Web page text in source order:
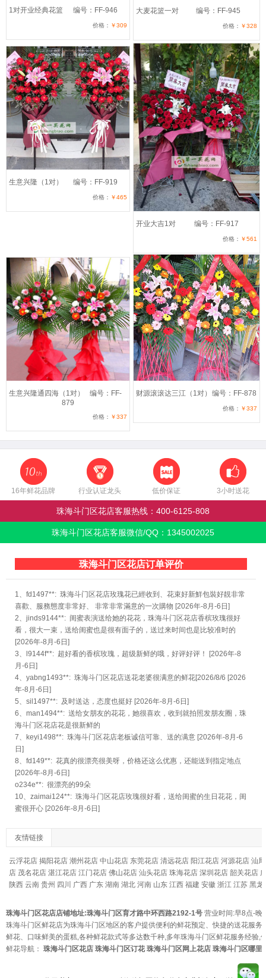
1对开业经典花篮 编号：FF-946
价格： ￥309
大麦花篮一对 编号：FF-945
价格： ￥328
生意兴隆（1对） 编号：FF-919
价格： ￥465
开业大吉1对 编号：FF-917
价格： ￥561
生意兴隆通四海（1对）
编号：FF-
879
价格： ￥337
财源滚滚达三江（1对） 编号：FF-878
价格： ￥337
16年鲜花品牌 行业认证龙头 低价保证 3小时送花
珠海斗门区花店客服热线： 400-6125-808
珠海斗门区花店客服微信/QQ： 1345002025
珠海斗门区花店订单评价
1、fd1497**: 珠海斗门区花店玫瑰花已經收到、花束好新鮮包裝好靚非常
喜歡、服務態度非常好、 非常非常滿意的一次購物 [2026年-8月-6日]
2、jinds9144**: 闺蜜表演送给她的花花，珠海斗门区花店香槟玫瑰很好
看，很大一束，送给闺蜜也是很有面子的，送过来时间也是比较准时的
[2026年-8月-6日]
3、l9144f**: 超好看的香槟玫瑰，超级新鲜的哦，好评好评！ [2026年-8
月-6日]
4、yabng1493**: 珠海斗门区花店送花老婆很满意的鲜花[2026/8/6 [2026
年-8月-6日]
5、sil1497**: 及时送达，态度也挺好 [2026年-8月-6日]
6、man1494**: 送给女朋友的花花，她很喜欢，收到就拍照发朋友圈，珠
海斗门区花店花是很新鲜的
7、keyi1498**: 珠海斗门区花店老板诚信可靠、送的满意 [2026年-8月-6
日]
8、fd149**: 花真的很漂亮很美呀，价格还这么优惠，还能送到指定地点
[2026年-8月-6日]
o234e**: 很漂亮的99朵
10、zaimai124**: 珠海斗门区花店玫瑰很好看，送给闺蜜的生日花花，闺
蜜很开心 [2026年-8月-6日]
友情链接
云浮花店 揭阳花店 潮州花店 中山花店 东莞花店 清远花店 阳江花店 河源花店 汕
店 茂名花店 湛江花店 江门花店 佛山花店 汕头花店 珠海花店 深圳花店 韶关花店
陕西 云南 贵州 四川 广西 广东 湖南 湖北 河南 山东 江西 福建 安徽 浙江 江苏 黑龙
珠海斗门区花店店铺地址:珠海斗门区育才路中环西路2192-1号 营业时间:早8点-晚
珠海斗门区鲜花店为珠海斗门区地区的客户提供便利的鲜花预定、快捷的送花服务
鲜花、口味鲜美的蛋糕,各种鲜花款式等多达数千种,多年珠海斗门区鲜花服务经验,
鲜花导航： 珠海斗门区花店 珠海斗门区订花 珠海斗门区网上花店 珠海斗门区哪里